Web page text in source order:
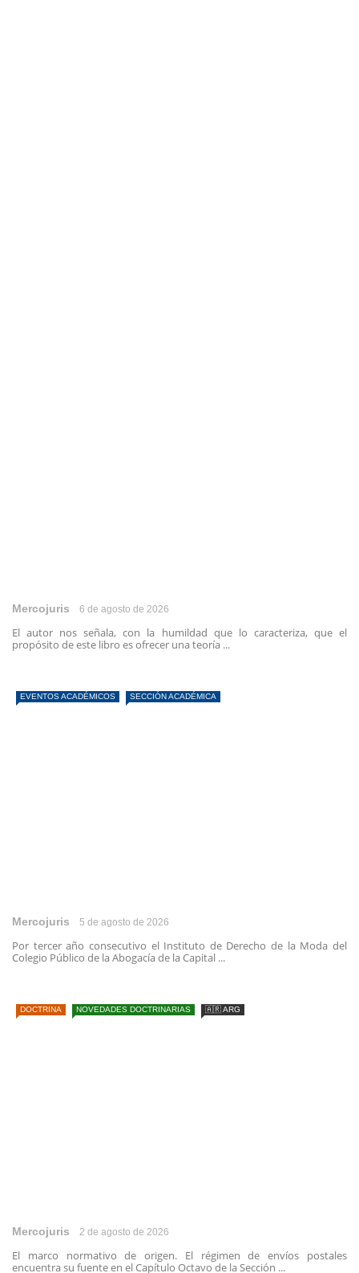
Mercojuris 6 de agosto de 2026
El autor nos señala, con la humildad que lo caracteriza, que el
propósito de este libro es ofrecer una teoría ...
EVENTOS ACADÉMICOS SECCIÓN ACADÉMICA
Mercojuris 5 de agosto de 2026
Por tercer año consecutivo el Instituto de Derecho de la Moda del
Colegio Público de la Abogacía de la Capital ...
DOCTRINA NOVEDADES DOCTRINARIAS 🇦🇷 ARG
Mercojuris 2 de agosto de 2026
El marco normativo de origen. El régimen de envíos postales
encuentra su fuente en el Capítulo Octavo de la Sección ...